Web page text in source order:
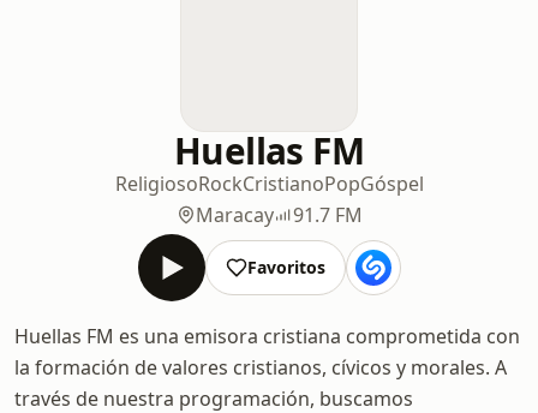
Huellas FM
ReligiosoRockCristianoPopGóspel
Maracay
91.7 FM
Favoritos
Huellas FM es una emisora cristiana comprometida con
la formación de valores cristianos, cívicos y morales. A
través de nuestra programación, buscamos